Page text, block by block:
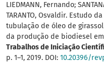
LIEDMANN, Fernando;
TARANTO, Osvaldir. Estudo
tubulação de óleo de
da produção de biodiesel
Trabalhos de Iniciação
p. 1–1, 2019. DOI: 10.20396/